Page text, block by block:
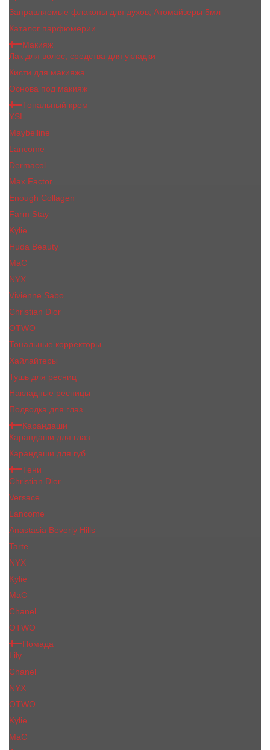
Заправляемые флаконы для духов, Атомайзеры 5мл
Каталог парфюмерии
Макияж
Лак для волос, средства для укладки
Кисти для макияжа
Основа под макияж
Тональный крем
YSL
Maybelline
Lancome
Dermacol
Max Factor
Enough Collagen
Farm Stay
Kylie
Huda Beauty
МаС
NYX
Vivienne Sabo
Сhristiаn Diоr
OTWO
Тональные корректоры
Хайлайтеры
Тушь для ресниц
Накладные ресницы
Подводка для глаз
Карандаши
Карандаши для глаз
Карандаши для губ
Тени
Christian Dior
Versace
Lancome
Anastasia Beverly Hills
Tarte
NYX
Kylie
MaC
Сhanеl
OTWO
Помада
Lily
Chanel
NYX
OTWO
Kylie
МаС